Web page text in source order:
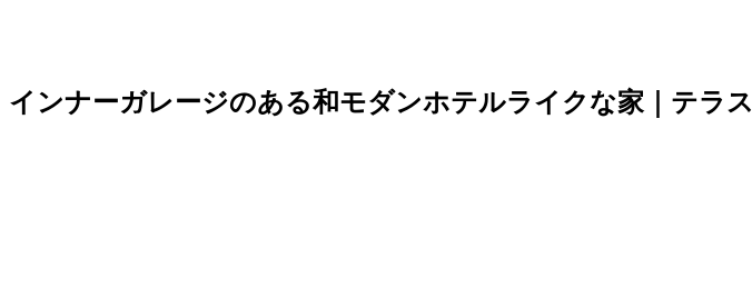
インナーガレージのある和モダンホテルライクな家｜テラス